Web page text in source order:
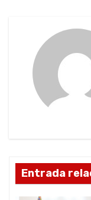
n
d
Entrada